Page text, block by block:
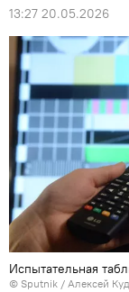
13:27 20.05.2026
Испытательная
© Sputnik / Алексей